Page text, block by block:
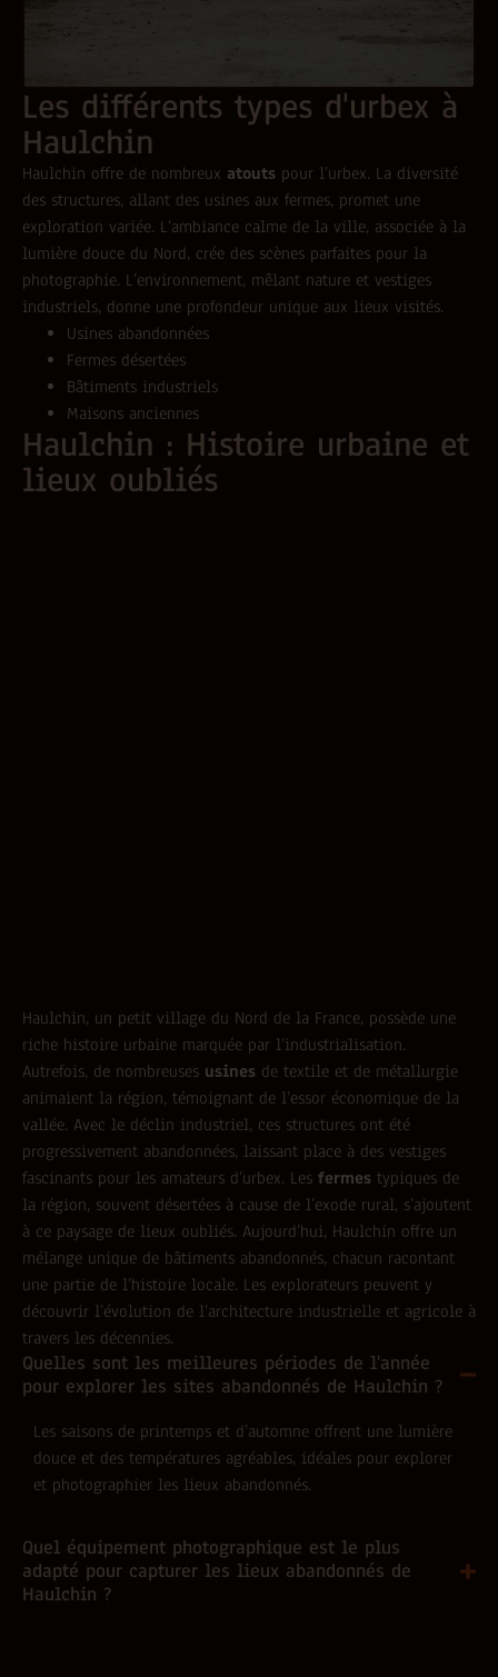
Les différents types d'urbex à
Haulchin
Haulchin offre de nombreux atouts pour l’urbex. La diversité
des structures, allant des usines aux fermes, promet une
exploration variée. L’ambiance calme de la ville, associée à la
lumière douce du Nord, crée des scènes parfaites pour la
photographie. L’environnement, mêlant nature et vestiges
industriels, donne une profondeur unique aux lieux visités.
Usines abandonnées
Fermes désertées
Bâtiments industriels
Maisons anciennes
Haulchin : Histoire urbaine et
lieux oubliés
Haulchin, un petit village du Nord de la France, possède une
riche histoire urbaine marquée par l’industrialisation.
Autrefois, de nombreuses usines de textile et de métallurgie
animaient la région, témoignant de l’essor économique de la
vallée. Avec le déclin industriel, ces structures ont été
progressivement abandonnées, laissant place à des vestiges
fascinants pour les amateurs d’urbex. Les fermes typiques de
la région, souvent désertées à cause de l’exode rural, s’ajoutent
à ce paysage de lieux oubliés. Aujourd’hui, Haulchin offre un
mélange unique de bâtiments abandonnés, chacun racontant
une partie de l’histoire locale. Les explorateurs peuvent y
découvrir l’évolution de l’architecture industrielle et agricole à
travers les décennies.
Quelles sont les meilleures périodes de l'année
pour explorer les sites abandonnés de Haulchin ?
Les saisons de printemps et d’automne offrent une lumière
douce et des températures agréables, idéales pour explorer
et photographier les lieux abandonnés.
Quel équipement photographique est le plus
adapté pour capturer les lieux abandonnés de
Haulchin ?